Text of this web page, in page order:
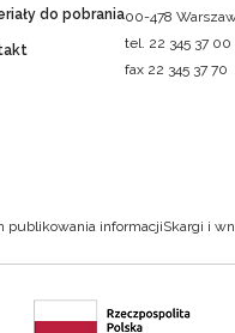
do pobrania00-478
tel. 22 345 37 00
fax 22 345 37 70
publikowania informacjiSkargi i